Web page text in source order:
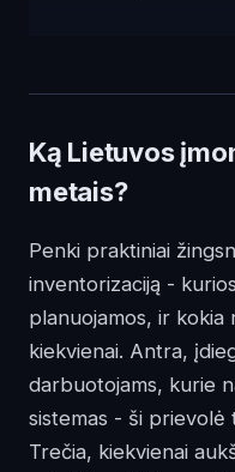
Ką Lietuvos
metais?
Penki praktiniai
inventorizaciją -
planuojamos, ir kokia
kiekvienai. Antra,
darbuotojams, kurie
sistemas - ši prievolė
Trečia, kiekvienai